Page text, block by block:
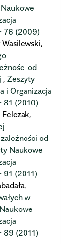
76 (2009)
Wasilewski,
od
, Zeszyty
i Organizacja
81 (2010)
Felczak,
od
Naukowe
91 (2011)
w
89 (2011)